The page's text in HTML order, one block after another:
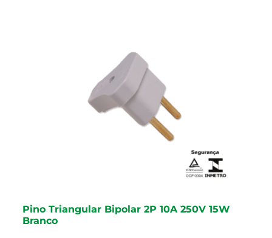
Pino Triangular Bipolar 2P 10A 250V 15W
Branco